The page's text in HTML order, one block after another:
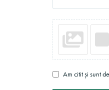
Am citit și sunt